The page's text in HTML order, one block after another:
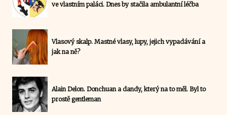
ve vlastním paláci. Dnes by stačila ambulantní léčba
Vlasový skalp. Mastné vlasy, lupy, jejich vypadávání a
jak na ně?
Alain Delon. Donchuan a dandy, který na to měl. Byl to
prostě gentleman